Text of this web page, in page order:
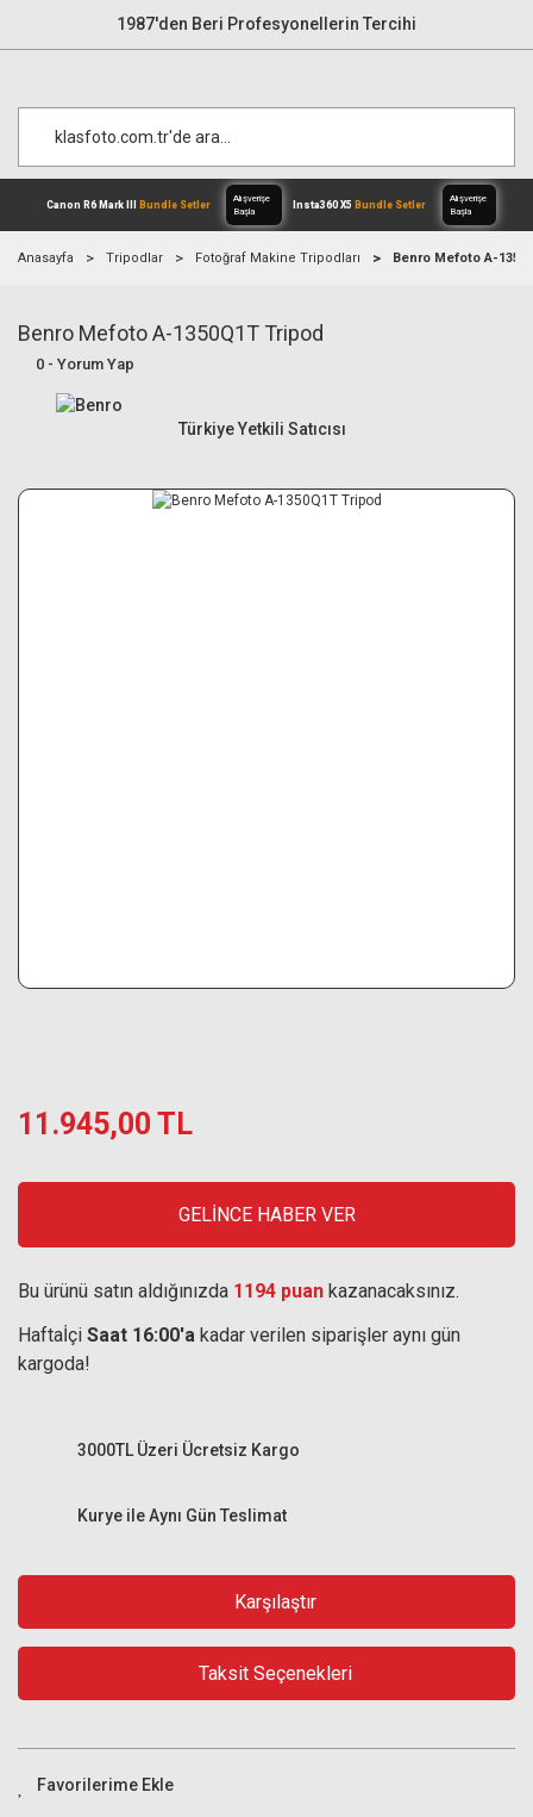
1987'den Beri Profesyonellerin Tercihi
Canon R6 Mark IIIBundle Setler
Anasayfa Tripodlar Fotoğraf Makine Tripodları Benro Mefoto A-
Benro Mefoto A-1350Q1T Tripod
0 - Yorum Yap
Türkiye Yetkili Satıcısı
11.945,00 TL
GELİNCE HABER VER
Bu ürünü satın aldığınızda 1194 puan kazanacaksınız.
Haftaİçi Saat 16:00'a kadar verilen siparişler aynı gün
kargoda!
Kurye ile Aynı Gün Teslimat
3000TL Üzeri Ücretsiz Kargo
Karşılaştır
Taksit Seçenekleri